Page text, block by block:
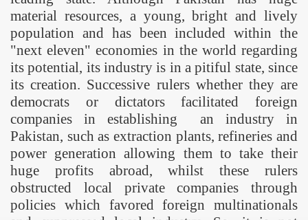
material resources, a young, bright and lively
population and has been included within the
"next eleven" economies in the world regarding
its potential, its industry is in a pitiful state, since
its creation. Successive rulers whether they are
democrats or dictators facilitated foreign
companies in establishing an industry in
Pakistan, such as extraction plants, refineries and
power generation allowing them to take their
huge profits abroad, whilst these rulers
obstructed local private companies through
policies which favored foreign multinationals